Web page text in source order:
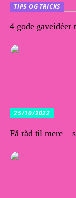
TIPS OG TRICKS
4 gode gaveidéer
25/10/2022
Få råd til mere –